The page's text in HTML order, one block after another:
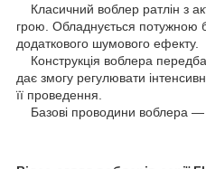
Класичний воблер ратлін з
грою. Обладнується потужною
додаткового шумового ефекту.
Конструкція воблера
дає змогу регулювати
її проведення.
Базові проводини воблера —